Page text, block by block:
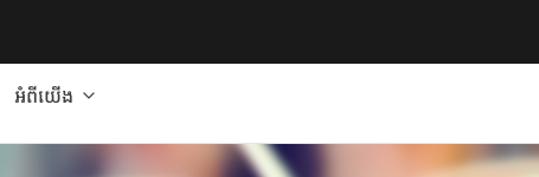
អំពីយើង